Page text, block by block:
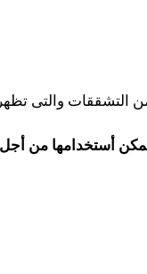
من التشققات والتى
أستخدامها من أجل